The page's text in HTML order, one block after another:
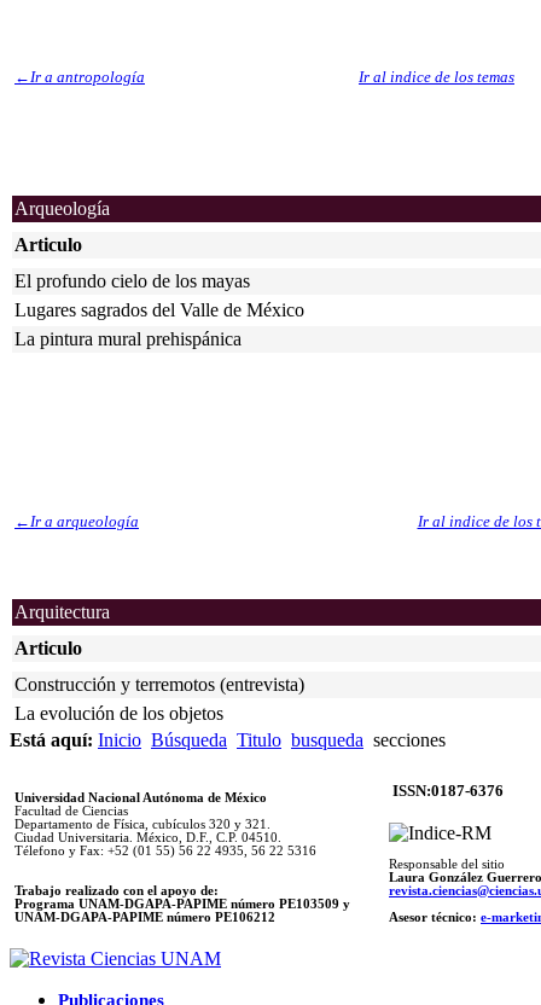
← Ir a antropología Ir al indice de los temas
Arqueología
Articulo
El profundo cielo de los mayas
Lugares sagrados del Valle de México
La pintura mural prehispánica
← Ir a arqueología Ir al indice de los
Arquitectura
Articulo
Construcción y terremotos (entrevista)
La evolución de los objetos
Está aquí: Inicio Búsqueda Titulo busqueda secciones
Universidad Nacional Autónoma de México
Facultad de Ciencias
Departamento de Física, cubículos 320 y 321.
Ciudad Universitaria. México, D.F., C.P. 04510.
Télefono y Fax: +52 (01 55) 56 22 4935, 56 22 5316
Trabajo realizado con el apoyo de:
Programa UNAM-DGAPA-PAPIME número PE103509 y
UNAM-DGAPA-PAPIME número PE106212
ISSN:0187-6376
Responsable del sitio
Laura González Guerrero
Asesor técnico: e-
Publicaciones